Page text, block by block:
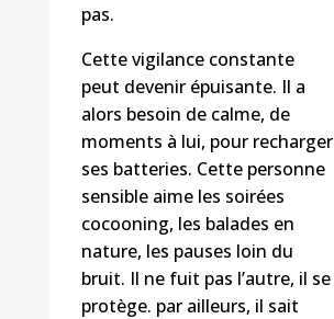
pas.
Cette vigilance constante
peut devenir épuisante. Il a
alors besoin de calme, de
moments à lui, pour recharger
ses batteries. Cette personne
sensible aime les soirées
cocooning, les balades en
nature, les pauses loin du
bruit. Il ne fuit pas l’autre, il se
protège. par ailleurs, il sait